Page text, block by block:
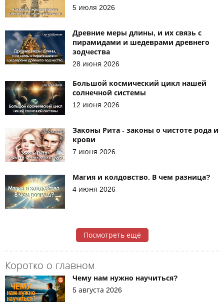
Коротко о главном
Чему нам нужно научиться?
5 августа 2026
5 июля 2026
Древние меры длины, и их связь с
пирамидами и шедеврами древнего
зодчества
28 июня 2026
Большой космический цикл нашей
солнечной системы
12 июня 2026
Законы Рита - законы о чистоте рода и
крови
7 июня 2026
Магия и колдовство. В чем разница?
4 июня 2026
Посмотреть ещё